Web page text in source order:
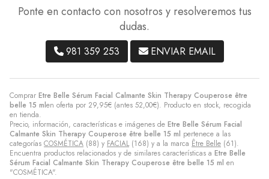
Comprar Etre Belle Sérum Facial Calmante Skin Therapy Couperose être
belle 15 mlen oferta por 29,95€ (antes 52,00€). Producto en stock, recogida
en tienda.
Precio, información, características e imágenes de Etre Belle Sérum Facial
Calmante Skin Therapy Couperose être belle 15 ml pertenece a las
categorías COSMÉTICA (88) y FACIAL(168) y a la marca Être Belle (61).
Encuentra productos relacionados y de similares características a Etre Belle
Sérum Facial Calmante Skin Therapy Couperose être belle 15 ml en
"COSMÉTICA".
Ponte en contacto con nosotros y resolveremos tus
dudas.
981 359 253 ENVIAR EMAIL